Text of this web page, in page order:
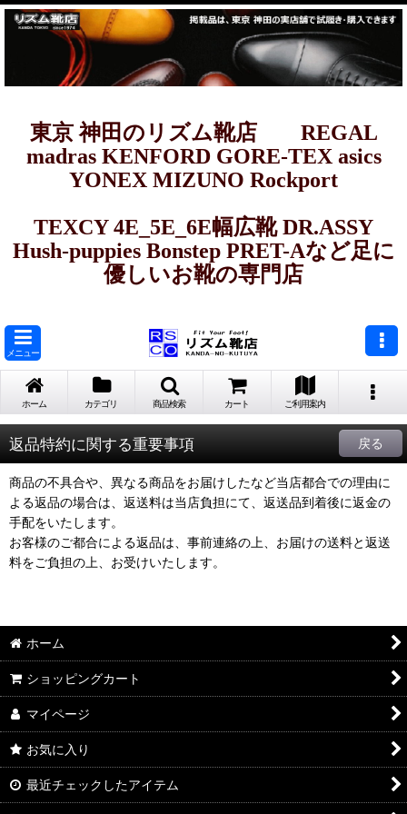
東京 神田のリズム靴店 REGAL
madras KENFORD GORE-TEX asics
YONEX MIZUNO Rockport
TEXCY 4E_5E_6E幅広靴 DR.ASSY
Hush-puppies Bonstep PRET-Aなど足に
優しいお靴の専門店
メニュー
ホーム カテゴリ 商品検索 カート ご利用案内
返品特約に関する重要事項 戻る
商品の不具合や、異なる商品をお届けしたなど当店都合での理由に
よる返品の場合は、返送料は当店負担にて、返送品到着後に返金の
手配をいたします。
お客様のご都合による返品は、事前連絡の上、お届けの送料と返送
料をご負担の上、お受けいたします。
ホーム
ショッピングカート
マイページ
お気に入り
最近チェックしたアイテム